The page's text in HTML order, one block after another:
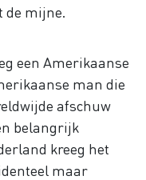
mijne.
een Amerikaanse
man die
afschuw
belangrijk
kreeg het
maar